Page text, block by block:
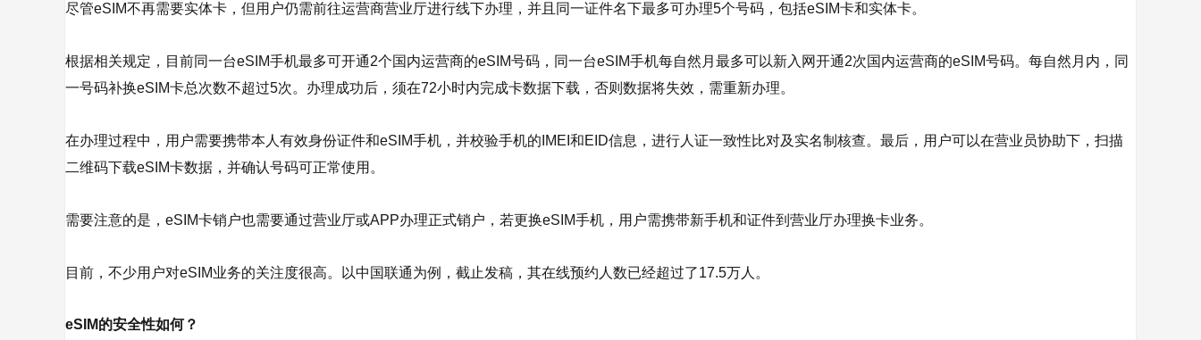
尽管eSIM不再需要实体卡，但用户仍需前往运营商营业厅进行线下办理，并且同一证件名下最多可办理5个号码，包括eSIM卡和实体卡。
根据相关规定，目前同一台eSIM手机最多可开通2个国内运营商的eSIM号码，同一台eSIM手机每自然月最多可以新入网开通2次国内运营商的eSIM号码。每自然月内，同
一号码补换eSIM卡总次数不超过5次。办理成功后，须在72小时内完成卡数据下载，否则数据将失效，需重新办理。
在办理过程中，用户需要携带本人有效身份证件和eSIM手机，并校验手机的IMEI和EID信息，进行人证一致性比对及实名制核查。最后，用户可以在营业员协助下，扫描
二维码下载eSIM卡数据，并确认号码可正常使用。
需要注意的是，eSIM卡销户也需要通过营业厅或APP办理正式销户，若更换eSIM手机，用户需携带新手机和证件到营业厅办理换卡业务。
目前，不少用户对eSIM业务的关注度很高。以中国联通为例，截止发稿，其在线预约人数已经超过了17.5万人。
eSIM的安全性如何？